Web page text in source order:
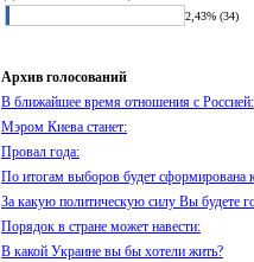
2,43% (34)
Архив голосований
В ближайшее время отношения с Россией:
Мэром Киева станет:
Провал года:
По итогам выборов будет сформирована
За какую политическую силу Вы будете
Порядок в стране может навести:
В какой Украине вы бы хотели жить?